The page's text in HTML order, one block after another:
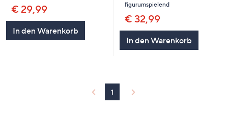
€ 29,99
In den Warenkorb
figurumspielend
€ 32,99
In den Warenkorb
1